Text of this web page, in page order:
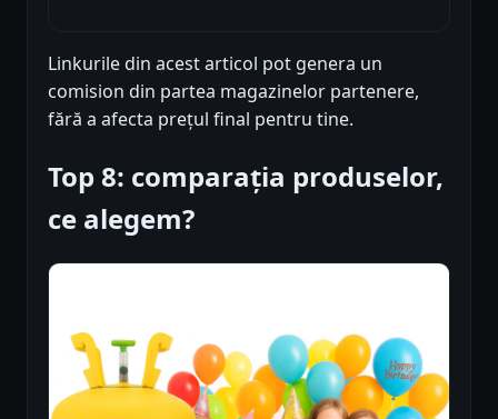
Linkurile din acest articol pot genera un
comision din partea magazinelor partenere,
fără a afecta prețul final pentru tine.
Top 8: comparația produselor,
ce alegem?